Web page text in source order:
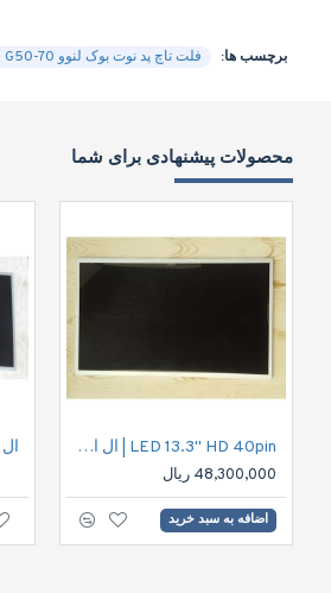
برچسب ها: فلت تاچ پد نوت بوک لنوو Lenovo Ideapad G50 NoteBook Touchpad Cable | G50-70
محصولات پیشنهادی برای شما
LED 13.3" HD 40pin | ال ای دی نوت بوک اچ دی 40پین
48,300,000 ریال
اضافه به سبد خرید